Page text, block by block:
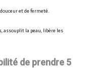
et de fermeté.
assouplit la peau, libère les
de prendre 5